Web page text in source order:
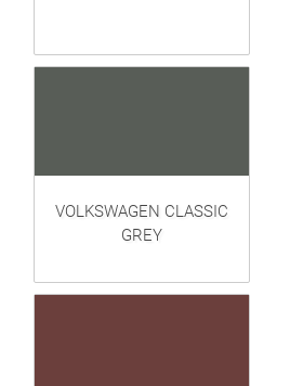
VOLKSWAGEN CLASSIC
GREY